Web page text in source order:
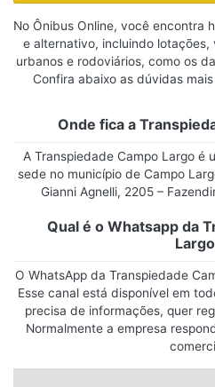
No Ônibus Online, você encontra
e alternativo, incluindo lotações,
urbanos e rodoviários, como os
Confira abaixo as dúvidas
Onde fica a
A Transpiedade Campo Largo é
sede no município de Campo
Gianni Agnelli, 2205 –
Qual é o Whatsapp da
O WhatsApp da Transpiedade
Esse canal está disponível em
precisa de informações, quer
Normalmente a empresa